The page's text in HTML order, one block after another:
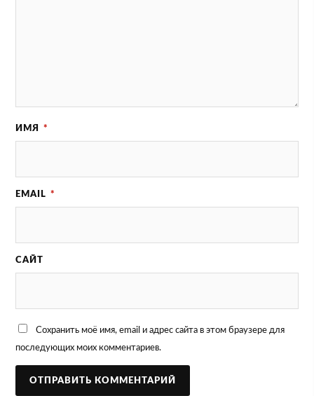
ИМЯ *
EMAIL *
САЙТ
Сохранить моё имя, email и адрес сайта в этом браузере для
последующих моих комментариев.